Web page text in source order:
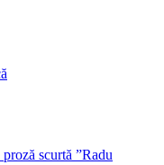
scurtă ”Radu